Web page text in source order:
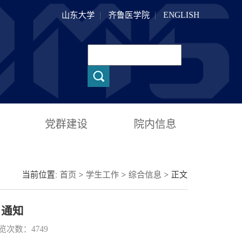
山东大学 齐鲁医学院 | ENGLISH
党群建设 院内信息
当前位置: 首页 > 学生工作 > 综合信息 > 正文
知
次数： 4749